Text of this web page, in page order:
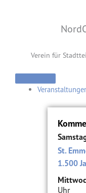
Verein für
St.
1.500
Uhr